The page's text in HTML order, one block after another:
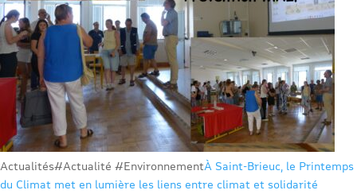
Actualités#Actualité #EnvironnementÀ Saint-Brieuc, le Printemps
du Climat met en lumière les liens entre climat et solidarité